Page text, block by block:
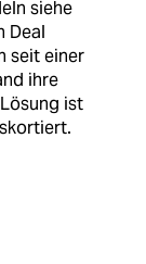
siehe
Deal
seit einer
ihre
ist